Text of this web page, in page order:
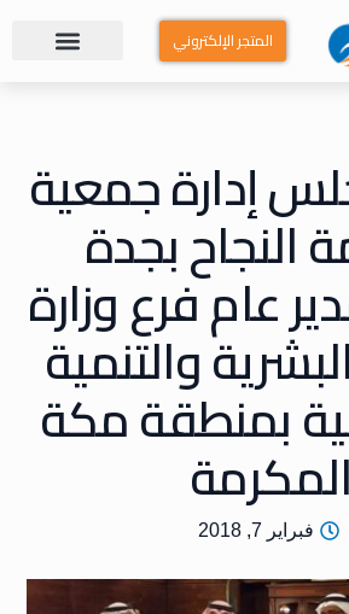
المتجر الإلكتروني
إدارة جمعية
النجاح بجدة
عام فرع وزارة
والتنمية
بمنطقة مكة
المكرمة
فبراير 7, 2018